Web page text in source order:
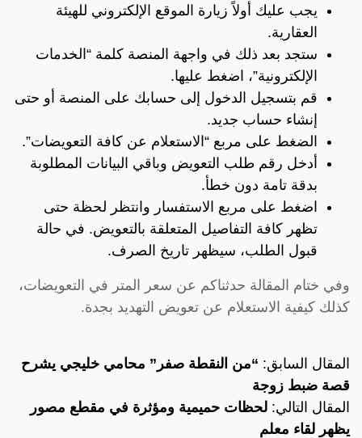
يجب عليك أولاً زيارة الموقع الإلكتروني للهيئة
العقارية.
ستجد بعد ذلك في واجهة المنصة كلمة “الخدمات
الإلكترونية”، اضغط عليها.
قم بتسجيل الدخول إلى حسابك على المنصة أو حتى
إنشاء حساب جديد.
الضغط على مربع “الاستعلام عن كافة التعويضات”.
أدخل رقم طلب التعويض وباقي البيانات المطلوبة
بدقة تامة دون خطأ.
اضغط على مربع الاستفسار وانتظر لحظة حتى
تظهر كافة التفاصيل المتعلقة بالتعويض. في حالة
قبول الطلب، سيظهر تاريخ الصرف.
وفي ختام المقالة حدثناكم عن سعر المتر في التعويضات،
كذلك كيفية الاستعلام عن تعويض التهديد بجدة.
المقال السابق: “من النقطة صفر” محامي خليجي يشرح
قصة ضبط زوجة
المقال التالي: لحظات حميمية ومؤثرة في مقطع مصور
يظهر لقاء معلم